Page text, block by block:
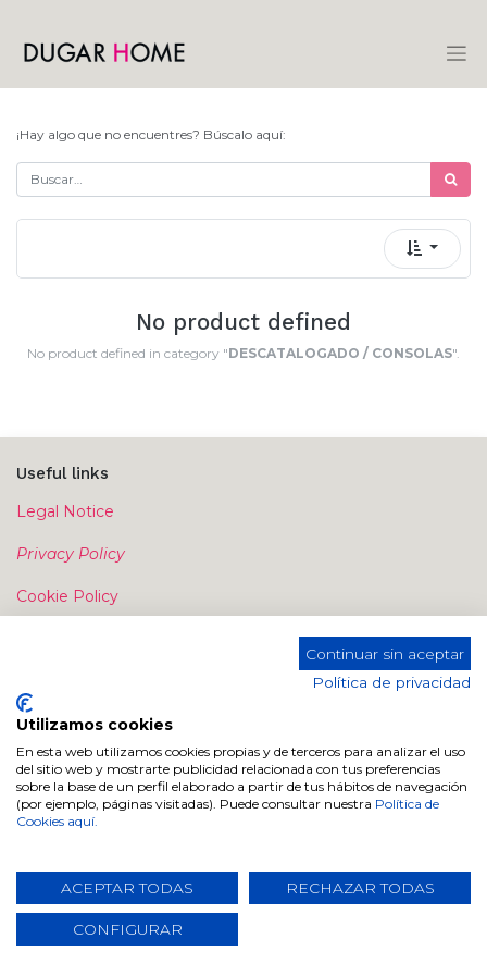
¡Hay algo que no encuentres? Búscalo aquí:
No product defined
No product defined in category "DESCATALOGADO / CONSOLAS".
Useful links
Legal Notice
Privacy Policy
Cookie Policy
Contact us
Send us a message
info@dugarhome.com
Continuar sin aceptar
Política de privacidad
Utilizamos cookies
En esta web utilizamos cookies propias y de terceros para analizar el uso
del sitio web y mostrarte publicidad relacionada con tus preferencias
sobre la base de un perfil elaborado a partir de tus hábitos de navegación
(por ejemplo, páginas visitadas). Puede consultar nuestra Política de
Cookies aquí.
ACEPTAR TODAS RECHAZAR TODAS
CONFIGURAR